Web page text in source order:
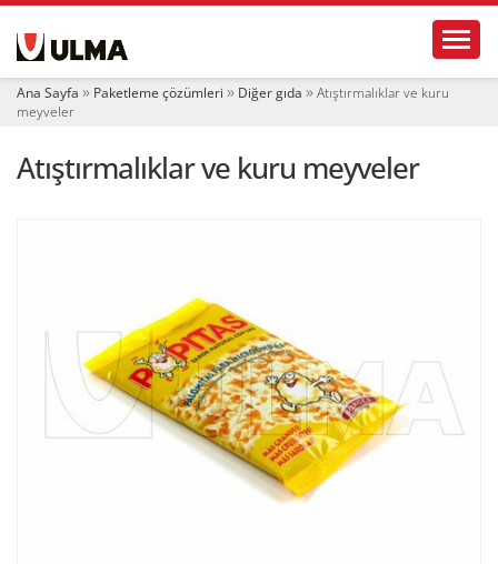
i
Ana Sayfa Paketleme çözümleri Diğer gıda
Atıştırmalıklar ve kuru
meyveler
Atıştırmalıklar ve kuru meyveler